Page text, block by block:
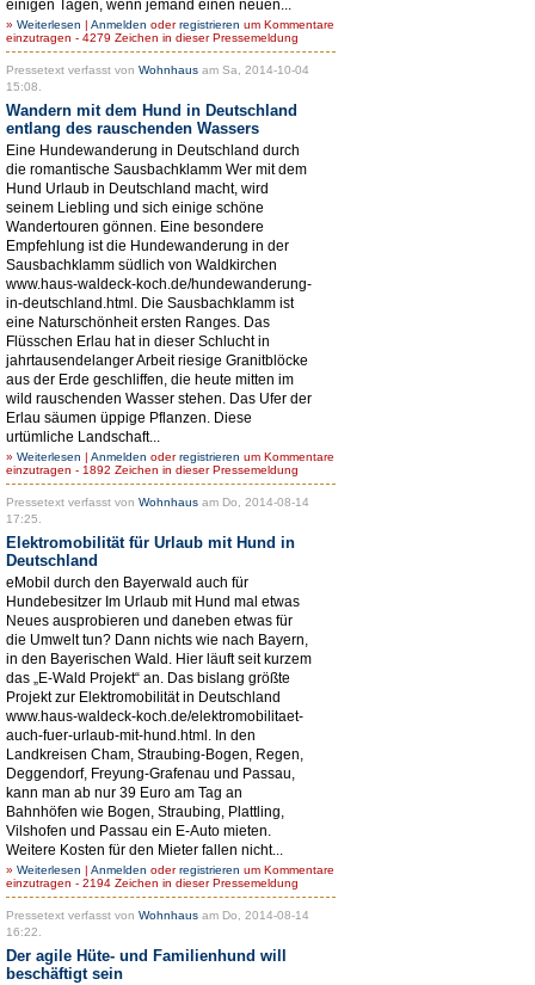
einigen Tagen, wenn jemand einen neuen...
» Weiterlesen | Anmelden oderregistrieren um Kommentare
einzutragen - 4279 Zeichen in dieser Pressemeldung
Pressetext verfasst von Wohnhaus am Sa, 2014-10-04
15:08.
Wandern mit dem Hund in Deutschland
entlang des rauschenden Wassers
Eine Hundewanderung in Deutschland durch
die romantische Sausbachklamm Wer mit dem
Hund Urlaub in Deutschland macht, wird
seinem Liebling und sich einige schöne
Wandertouren gönnen. Eine besondere
Empfehlung ist die Hundewanderung in der
Sausbachklamm südlich von Waldkirchen
www.haus-waldeck-koch.de/hundewanderung-
in-deutschland.html. Die Sausbachklamm ist
eine Naturschönheit ersten Ranges. Das
Flüsschen Erlau hat in dieser Schlucht in
jahrtausendelanger Arbeit riesige Granitblöcke
aus der Erde geschliffen, die heute mitten im
wild rauschenden Wasser stehen. Das Ufer der
Erlau säumen üppige Pflanzen. Diese
urtümliche Landschaft...
» Weiterlesen | Anmelden oderregistrieren um Kommentare
einzutragen - 1892 Zeichen in dieser Pressemeldung
Pressetext verfasst von Wohnhaus am Do, 2014-08-14
17:25.
Elektromobilität für Urlaub mit Hund in
Deutschland
eMobil durch den Bayerwald auch für
Hundebesitzer Im Urlaub mit Hund mal etwas
Neues ausprobieren und daneben etwas für
die Umwelt tun? Dann nichts wie nach Bayern,
in den Bayerischen Wald. Hier läuft seit kurzem
das „E-Wald Projekt“ an. Das bislang größte
Projekt zur Elektromobilität in Deutschland
www.haus-waldeck-koch.de/elektromobilitaet-
auch-fuer-urlaub-mit-hund.html. In den
Landkreisen Cham, Straubing-Bogen, Regen,
Deggendorf, Freyung-Grafenau und Passau,
kann man ab nur 39 Euro am Tag an
Bahnhöfen wie Bogen, Straubing, Plattling,
Vilshofen und Passau ein E-Auto mieten.
Weitere Kosten für den Mieter fallen nicht...
» Weiterlesen | Anmelden oderregistrieren um Kommentare
einzutragen - 2194 Zeichen in dieser Pressemeldung
Pressetext verfasst von Wohnhaus am Do, 2014-08-14
16:22.
Der agile Hüte- und Familienhund will
beschäftigt sein